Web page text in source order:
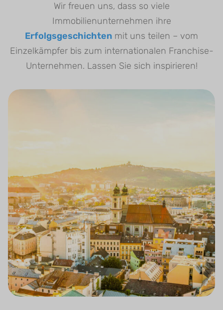
Wir freuen uns, dass so viele
Immobilienunternehmen ihre
Erfolgsgeschichten mit uns teilen – vom
Einzelkämpfer bis zum internationalen Franchise-
Unternehmen. Lassen Sie sich inspirieren!